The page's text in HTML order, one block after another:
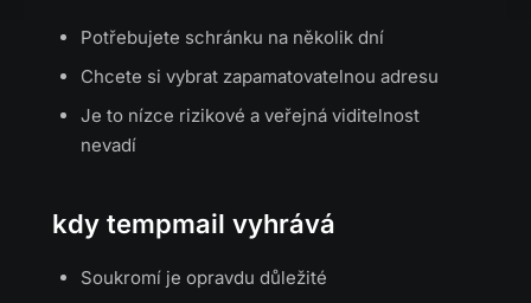
Potřebujete schránku na několik dní
Chcete si vybrat zapamatovatelnou adresu
Je to nízce rizikové a veřejná viditelnost
nevadí
kdy tempmail vyhrává
Soukromí je opravdu důležité